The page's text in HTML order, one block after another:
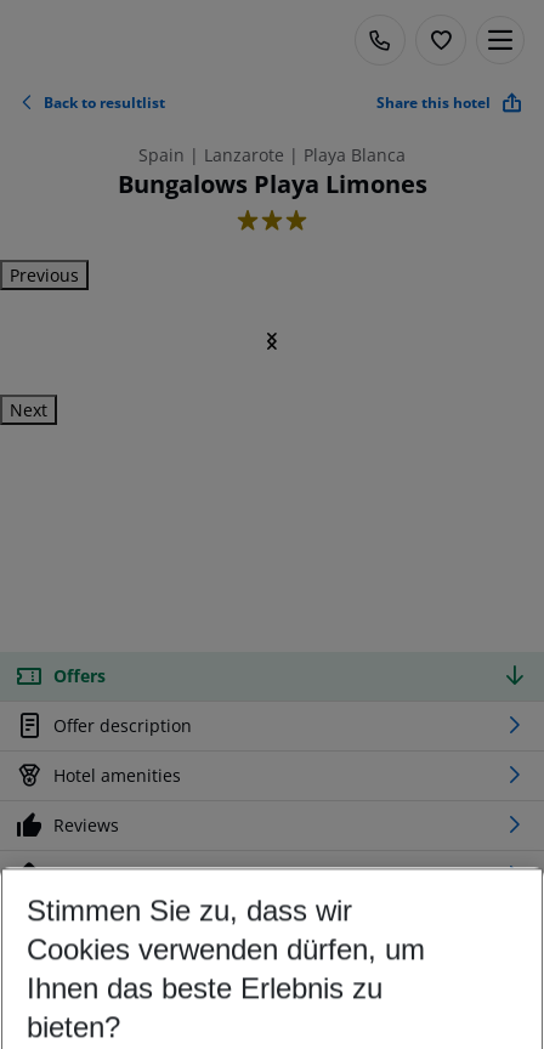
Back to resultlist Share this hotel
Spain | Lanzarote | Playa Blanca
Bungalows Playa Limones
3
Previous
Next
Offers
Offer description
Hotel amenities
Reviews
Location
Customize your offer
Find the perfect deal which suits your best
Your departure airport
Any airport
Stimmen Sie zu, dass wir
Cookies verwenden dürfen, um
Ihnen das beste Erlebnis zu
bieten?